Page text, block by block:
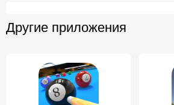
Другие приложения